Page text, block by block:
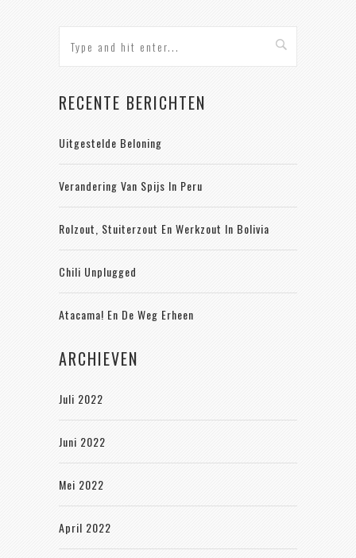
RECENTE BERICHTEN
Uitgestelde Beloning
Verandering Van Spijs In Peru
Rolzout, Stuiterzout En Werkzout In Bolivia
Chili Unplugged
Atacama! En De Weg Erheen
ARCHIEVEN
Juli 2022
Juni 2022
Mei 2022
April 2022